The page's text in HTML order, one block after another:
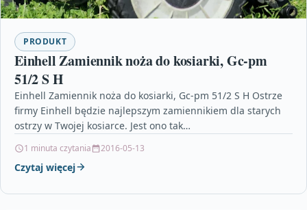
PRODUKT
Einhell Zamiennik noża do kosiarki, Gc-pm
51/2 S H
Einhell Zamiennik noża do kosiarki, Gc-pm 51/2 S H Ostrze
firmy Einhell będzie najlepszym zamiennikiem dla starych
ostrzy w Twojej kosiarce. Jest ono tak…
1 minuta czytania 2016-05-13
Czytaj więcej